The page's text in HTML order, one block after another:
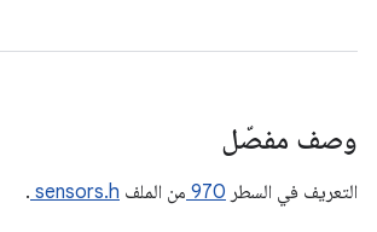
وصف مفصّل
التعريف في السطر 970 من الملف sensors.h
.